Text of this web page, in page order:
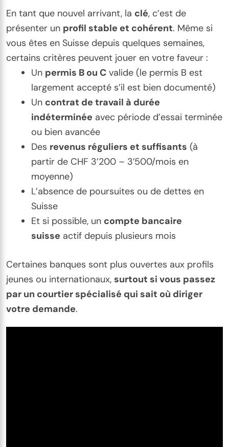
En tant que nouvel arrivant, la clé, c’est de
présenter un profil stable et cohérent. Même si
vous êtes en Suisse depuis quelques semaines,
certains critères peuvent jouer en votre faveur :
Un permis B ou C valide (le permis B est
largement accepté s’il est bien documenté)
Un contrat de travail à durée
indéterminée avec période d’essai terminée
ou bien avancée
Des revenus réguliers et suffisants (à
partir de CHF 3’200 – 3’500/mois en
moyenne)
L’absence de poursuites ou de dettes en
Suisse
Et si possible, un compte bancaire
suisse actif depuis plusieurs mois
Certaines banques sont plus ouvertes aux profils
jeunes ou internationaux, surtout si vous passez
par un courtier spécialisé qui sait où diriger
votre demande.